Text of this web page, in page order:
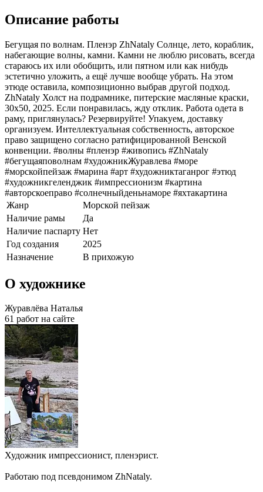
Описание работы
Бегущая по волнам. Пленэр ZhNataly Солнце, лето, кораблик,
набегающие волны, камни. Камни не люблю рисовать, всегда
стараюсь их или обобщить, или пятном или как нибудь
эстетично уложить, а ещё лучше вообще убрать. На этом
этюде оставила, композиционно выбрав другой подход.
ZhNataly Холст на подрамнике, питерские масляные краски,
30х50, 2025. Если понравилась, жду отклик. Работа одета в
раму, приглянулась? Резервируйте! Упакуем, доставку
организуем. Интеллектуальная собственность, авторское
право защищено согласно ратифицированной Венской
конвенции. #волны #пленэр #живопись #ZhNataly
#бегущаяповолнам #художникЖуравлева #море
#морскойпейзаж #марина #арт #художниктаганрог #этюд
#художникгеленджик #импрессионизм #картина
#авторскоеправо #солнечныйденьнаморе #яхтакартина
Жанр
Морской пейзаж
Наличие рамы
Да
Наличие паспарту Нет
Год создания
2025
Назначение
В прихожую
О художнике
Журавлёва Наталья
61 работ на сайте
Художник импрессионист, пленэрист.
Работаю под псевдонимом ZhNataly.